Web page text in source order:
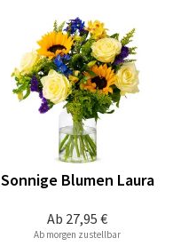
Ab 27,95 €
Sonnige Blumen Laura
Ab morgen zustellbar